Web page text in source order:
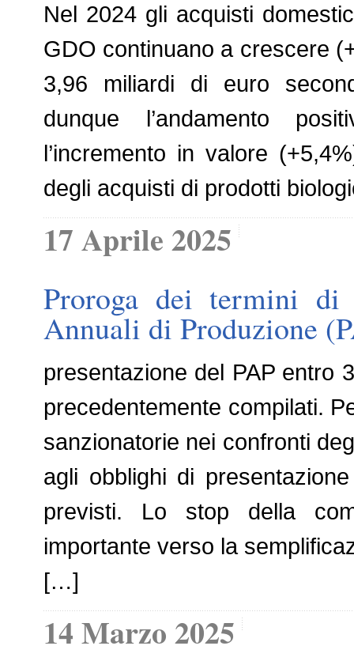
Nel 2024 gli acquisti
GDO continuano a crescere
3,96 miliardi di euro
dunque l’andamento
l’incremento in valore
degli acquisti di prodotti
17 Aprile 2025
Proroga dei termini di
Annuali di Produzione
presentazione del PAP entro
precedentemente compilati.
sanzionatorie nei confronti
agli obblighi di
previsti. Lo stop della
importante verso la
[…]
14 Marzo 2025